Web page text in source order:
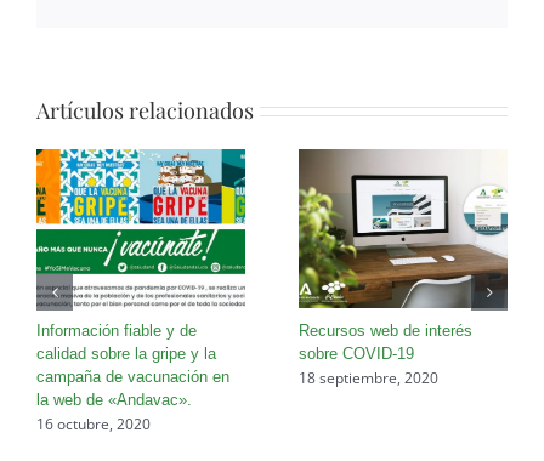
Artículos relacionados
Información fiable y de
calidad sobre la gripe y la
campaña de vacunación en
la web de «Andavac».
16 octubre, 2020
Recursos web de interés
sobre COVID-19
18 septiembre, 2020